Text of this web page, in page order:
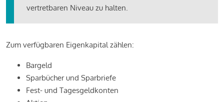
vertretbaren Niveau zu halten.
Zum verfügbaren Eigenkapital zählen:
Bargeld
Sparbücher und Sparbriefe
Fest- und Tagesgeldkonten